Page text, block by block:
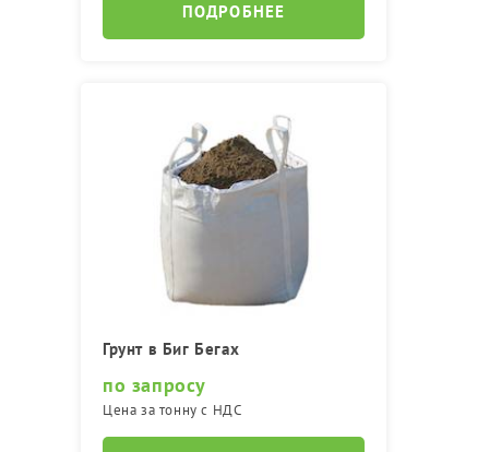
ПОДРОБНЕЕ
Грунт в Биг Бегах
по запросу
Цена за тонну с НДС